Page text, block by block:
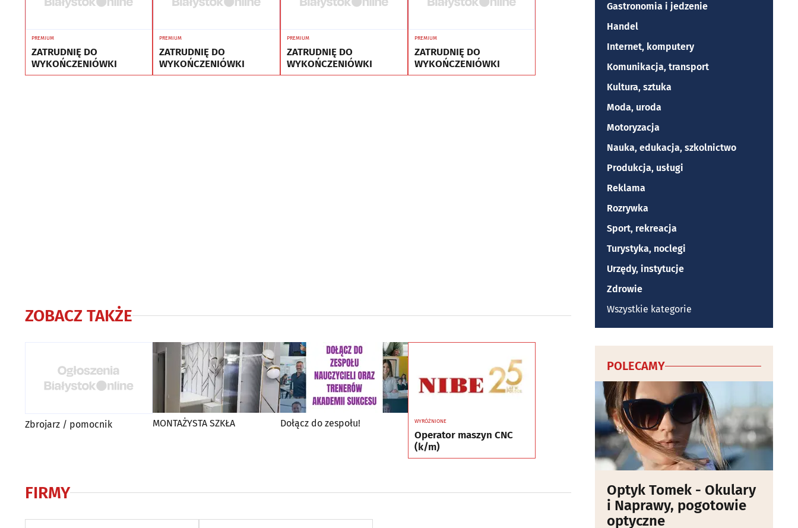
PREMIUM
ZATRUDNIĘ DO
WYKOŃCZENIÓWKI
PREMIUM
ZATRUDNIĘ DO
WYKOŃCZENIÓWKI
PREMIUM
ZATRUDNIĘ DO
WYKOŃCZENIÓWKI
PREMIUM
ZATRUDNIĘ DO
WYKOŃCZENIÓWKI
ZOBACZ TAKŻE
Zbrojarz / pomocnik MONTAŻYSTA SZKŁA Dołącz do zespołu! WYRÓŻNIONE
Operator maszyn CNC
(k/m)
FIRMY
Gastronomia i jedzenie
Handel
Internet, komputery
Komunikacja, transport
Kultura, sztuka
Moda, uroda
Motoryzacja
Nauka, edukacja, szkolnictwo
Produkcja, usługi
Reklama
Rozrywka
Sport, rekreacja
Turystyka, noclegi
Urzędy, instytucje
Zdrowie
Wszystkie kategorie
POLECAMY
Optyk Tomek - Okulary
i Naprawy, pogotowie
optyczne